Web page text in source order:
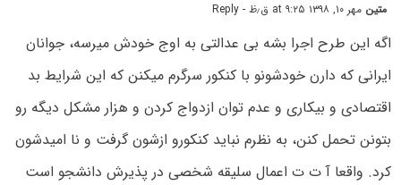
متین مهر ۱۰, ۱۳۹۸ at ۹:۲۵ ق٫ظ - Reply
اگه این طرح اجرا بشه بی عدالتی به اوج خودش میرسه، جوانان
ایرانی که دارن خودشونو با کنکور سرگرم میکنن که این شرایط بد
اقتصادی و بیکاری و عدم توان ازدواج کردن و هزار مشکل دیگه رو
بتونن تحمل کنن، به نظرم نباید کنکورو ازشون گرفت و نا امیدشون
کرد. واقعا آ ت ت اعمال سلیقه شخصی در پذیرش دانشجو است